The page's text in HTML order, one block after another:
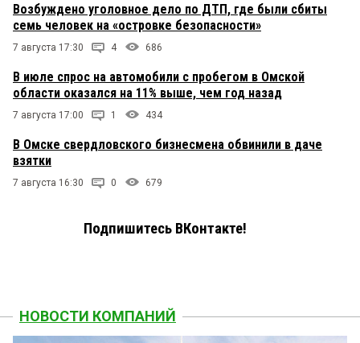
Возбуждено уголовное дело по ДТП, где были сбиты
семь человек на «островке безопасности»
7 августа 17:30 4 686
В июле спрос на автомобили с пробегом в Омской
области оказался на 11% выше, чем год назад
7 августа 17:00 1 434
В Омске свердловского бизнесмена обвинили в даче
взятки
7 августа 16:30 0 679
Подпишитесь ВКонтакте!
НОВОСТИ КОМПАНИЙ